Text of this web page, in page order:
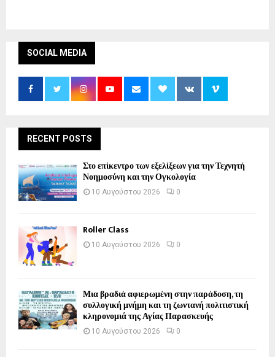
SOCIAL MEDIA
RECENT POSTS
Στο επίκεντρο των εξελίξεων για την Τεχνητή
Νοημοσύνη και την Ογκολογία
10 Αυγούστου 2026 0
Roller Class
10 Αυγούστου 2026 0
Μια βραδιά αφιερωμένη στην παράδοση, τη
συλλογική μνήμη και τη ζωντανή πολιτιστική
κληρονομιά της Αγίας Παρασκευής
10 Αυγούστου 2026 0